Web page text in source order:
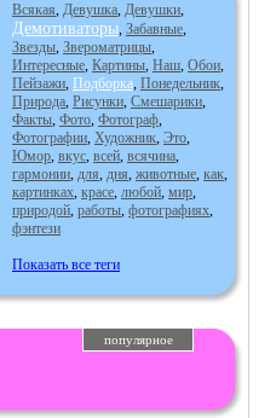
Всякая, Девушка, Девушки,
Демотиваторы, Забавные,
Звезды, Звероматрицы,
Интересные, Картины, Наш, Обои,
Пейзажи, Подборка, Понедельник,
Природа, Рисунки, Смешарики,
Факты, Фото, Фотограф,
Фотографии, Художник, Это,
Юмор, вкус, всей, всячина,
гармонии, для, дня, животные, как,
картинках, красе, любой, мир,
природой, работы, фотографиях,
фэнтези
Показать все теги
популярное